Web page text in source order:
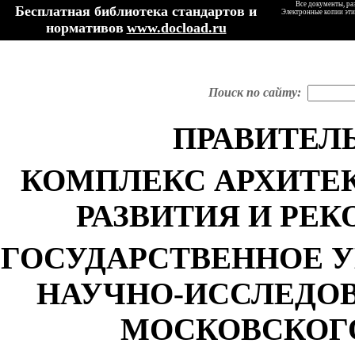
Бесплатная библиотека стандартов и
нормативов www.docload.ru
Все документы,
Электронные копии
Поиск по сайту:
КОМПЛЕКС
РАЗВИТИЯ И
ГОСУДАРСТВЕННОЕ
НАУЧНО-